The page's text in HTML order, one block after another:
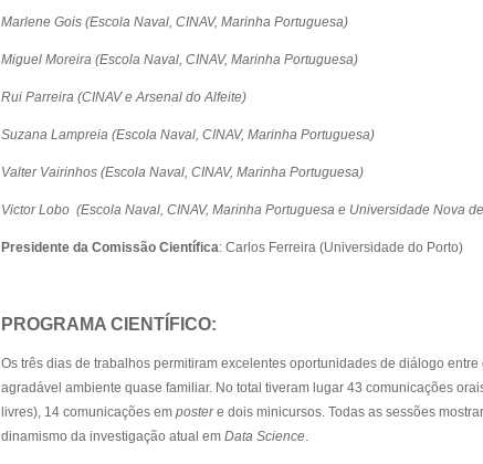
Marlene Gois (Escola Naval, CINAV, Marinha Portuguesa)
Miguel Moreira (Escola Naval, CINAV, Marinha Portuguesa)
Rui Parreira (CINAV e Arsenal do Alfeite)
Suzana Lampreia (Escola Naval, CINAV, Marinha Portuguesa)
Valter Vairinhos (Escola Naval, CINAV, Marinha Portuguesa)
Victor Lobo (Escola Naval, CINAV, Marinha Portuguesa e Universidade Nova
Presidente da Comissão Científica: Carlos Ferreira (Universidade do Porto)
PROGRAMA CIENTÍFICO:
Os três dias de trabalhos permitiram excelentes oportunidades de diálogo
agradável ambiente quase familiar. No total tiveram lugar 43 comunicações
livres), 14 comunicações em postere dois minicursos. Todas as sessões
dinamismo da investigação atual em Data Science.